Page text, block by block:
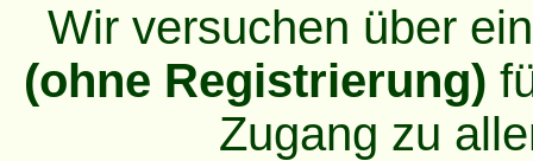
Wir versuchen über
(ohne Registrierung)
Zugang zu